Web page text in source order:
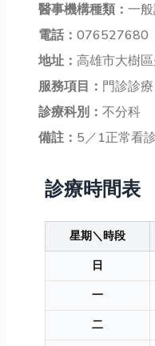
醫事機構種類： 一般
電話： 076527680
地址： 高雄市大樹
服務項目： 門診診療
診療科別： 不分科
備註： 5／1正常看診
診療時間表
星期＼時段
日
一
二